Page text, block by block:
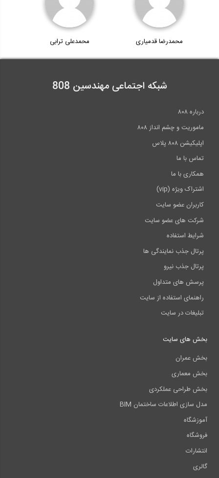
محمدرضا قدمیاری محمدعلی ترابی
شبکه اجتماعی مهندسین 808
درباره ۸۰۸
ماموریت و چشم انداز ۸۰۸
اپلیکیشن ۸۰۸ پلاس
تماس با ما
همکاری با ما
اشتراک ویژه (vip)
کاربران عضو سایت
شرکت های عضو سایت
شرایط استفاده
پرتال جذب نمایندگی ها
پرتال جذب نیرو
پرسش های متداول
راهنمای استفاده از سایت
تبلیغات در سایت
بخش های سایت
بخش عمران
بخش معماری
بخش طراحی عملکردی
مدل سازی اطلاعات ساختمان BIM
آموزشگاه
فروشگاه
انتشارات
گالری